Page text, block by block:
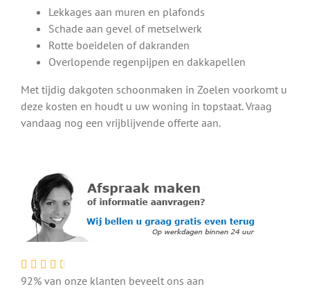
Lekkages aan muren en plafonds
Schade aan gevel of metselwerk
Rotte boeidelen of dakranden
Overlopende regenpijpen en dakkapellen
Met tijdig dakgoten schoonmaken in Zoelen voorkomt u
deze kosten en houdt u uw woning in topstaat. Vraag
vandaag nog een vrijblijvende offerte aan.
92% van onze klanten beveelt ons aan